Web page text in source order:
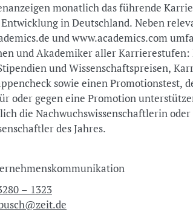
monatlich das führende
in Deutschland. Neben
und www.academics.com
und Akademiker aller Karrierestufen:
und Wissenschaftspreisen,
sowie einen Promotionstest,
oder gegen eine Promotion
die Nachwuchswissenschaftlerin oder
des Jahres.
– 1323